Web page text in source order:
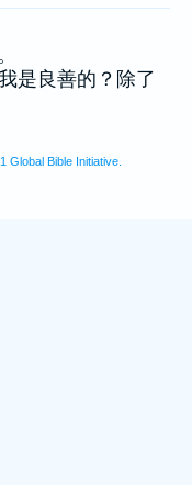
是良善的？除了
Global Bible Initiative.